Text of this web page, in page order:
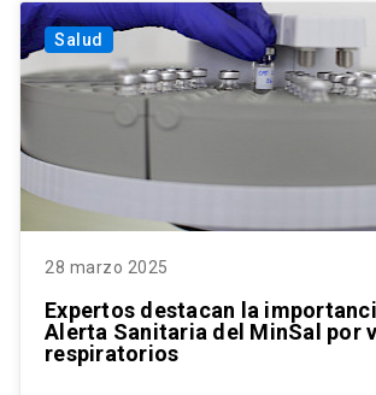
Salud
28 marzo 2025
Expertos destacan la
Alerta Sanitaria del MinSal por
respiratorios